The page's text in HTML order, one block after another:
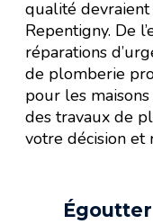
qualité devraient
Repentigny. De
réparations
de plomberie
pour les
des travaux de
votre décision et